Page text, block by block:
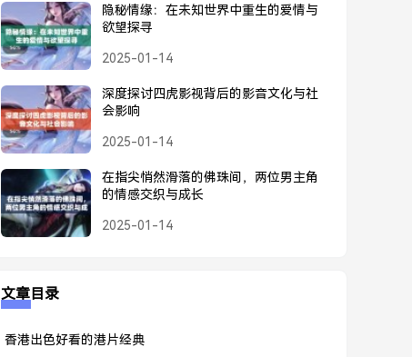
隐秘情缘：在未知世界中重生的爱情与
欲望探寻
2025-01-14
深度探讨四虎影视背后的影音文化与社
会影响
2025-01-14
在指尖悄然滑落的佛珠间，两位男主角
的情感交织与成长
2025-01-14
文章目录
香港出色好看的港片经典